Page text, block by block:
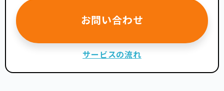
お問い合わせ
サービスの流れ